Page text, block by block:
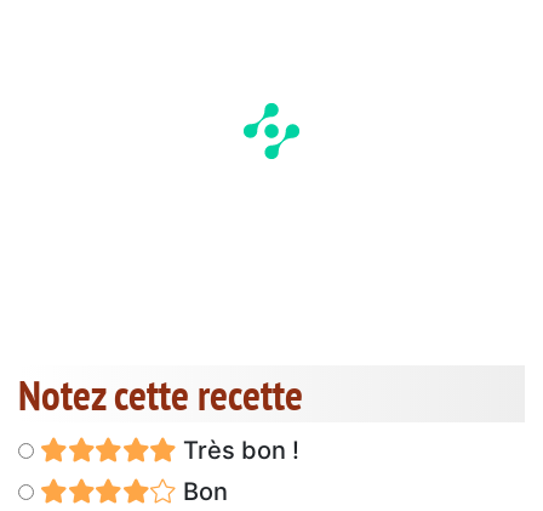
Notez cette recette
Très bon !
Bon